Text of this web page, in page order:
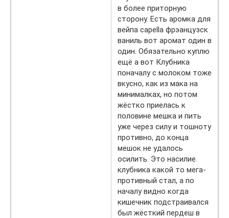
в более приторную
сторону. Есть аромка для
вейпа capella фрэанцузск
ваниль вот аромат один в
один. Обязательно куплю
ещё а вот Клубника
поначалу с молоком тоже
вкусно, как из мака на
минималках, но потом
жёстко приелась к
половине мешка и пить
уже через силу и тошноту
противно, до конца
мешок не удалось
осилить. Это насилие.
клубника какой то мега-
противный стал, а по
началу видно когда
кишечник подстраивался
был жёсткий пердеш в